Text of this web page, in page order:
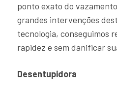
ponto exato do
grandes intervenções
tecnologia, conseguimos
rapidez e sem danificar
Desentupidora